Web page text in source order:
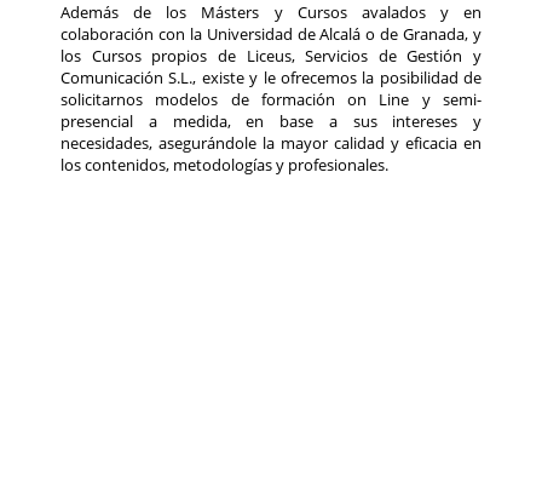
Además de los Másters y Cursos avalados y en
colaboración con la Universidad de Alcalá o de Granada, y
los Cursos propios de Liceus, Servicios de Gestión y
Comunicación S.L., existe y le ofrecemos la posibilidad de
solicitarnos modelos de formación on Line y semi-
presencial a medida, en base a sus intereses y
necesidades, asegurándole la mayor calidad y eficacia en
los contenidos, metodologías y profesionales.